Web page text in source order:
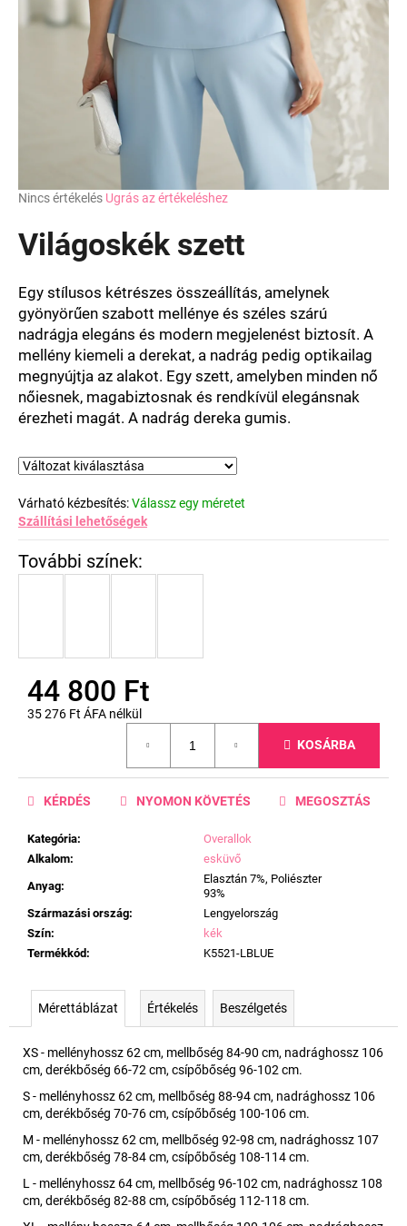
A
átlagos
értékelése
0,0
csillag.
Nincs értékelés Ugrás az értékeléshez
Világoskék szett
Egy stílusos kétrészes összeállítás, amelynek
gyönyörűen szabott mellénye és széles szárú
nadrágja elegáns és modern megjelenést biztosít. A
mellény kiemeli a derekat, a nadrág pedig optikailag
megnyújtja az alakot. Egy szett, amelyben minden nő
nőiesnek, magabiztosnak és rendkívül elegánsnak
érezheti magát. A nadrág dereka gumis.
Várható kézbesítés:Válassz egy méretet
Szállítási lehetőségek
44 800 Ft
35 276 Ft ÁFA nélkül
KOSÁRBA
Kategória:
Overallok
Alkalom:
esküvő
Anyag:
Elasztán 7%, Poliészter
93%
Származási ország:
Lengyelország
Szín:
kék
Termékkód: K5521-LBLUE
KÉRDÉS NYOMON KÖVETÉS MEGOSZTÁS
Mérettáblázat Értékelés Beszélgetés
XS - mellényhossz 62 cm, mellbőség 84-90 cm, nadrághossz 106
cm, derékbőség 66-72 cm, csípőbőség 96-102 cm.
S - mellényhossz 62 cm, mellbőség 88-94 cm, nadrághossz 106
cm, derékbőség 70-76 cm, csípőbőség 100-106 cm.
M - mellényhossz 62 cm, mellbőség 92-98 cm, nadrághossz 107
cm, derékbőség 78-84 cm, csípőbőség 108-114 cm.
L - mellényhossz 64 cm, mellbőség 96-102 cm, nadrághossz 108
cm, derékbőség 82-88 cm, csípőbőség 112-118 cm.